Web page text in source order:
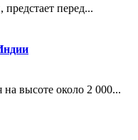
перед...
высоте около 2 000...